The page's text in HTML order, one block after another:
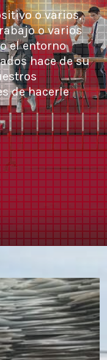
o varios,
o varios
el entorno
hace de su
de hacerle